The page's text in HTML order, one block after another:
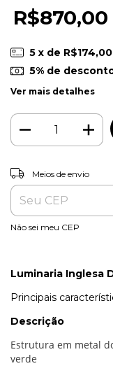
R$870,00
5 x de R$174,00
5% de
Ver mais detalhes
Entregas para o CEP:
Meios de envio
Não sei meu CEP
Luminaria Inglesa
Principais
Descrição
Estrutura em metal
verde